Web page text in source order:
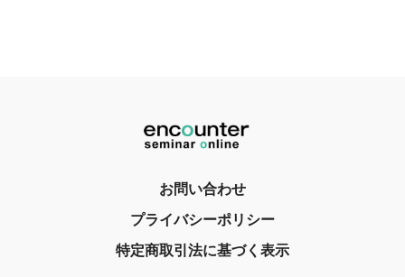
お問い合わせ
プライバシーポリシー
特定商取引法に基づく表示